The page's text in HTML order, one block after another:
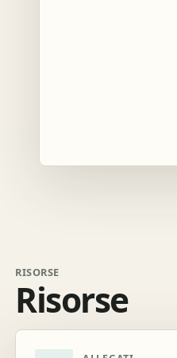
RISORSE
Risorse